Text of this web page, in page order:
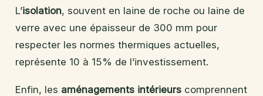
L’isolation, souvent en laine de roche ou laine de
verre avec une épaisseur de 300 mm pour
respecter les normes thermiques actuelles,
représente 10 à 15% de l’investissement.
Enfin, les aménagements intérieurs comprennent